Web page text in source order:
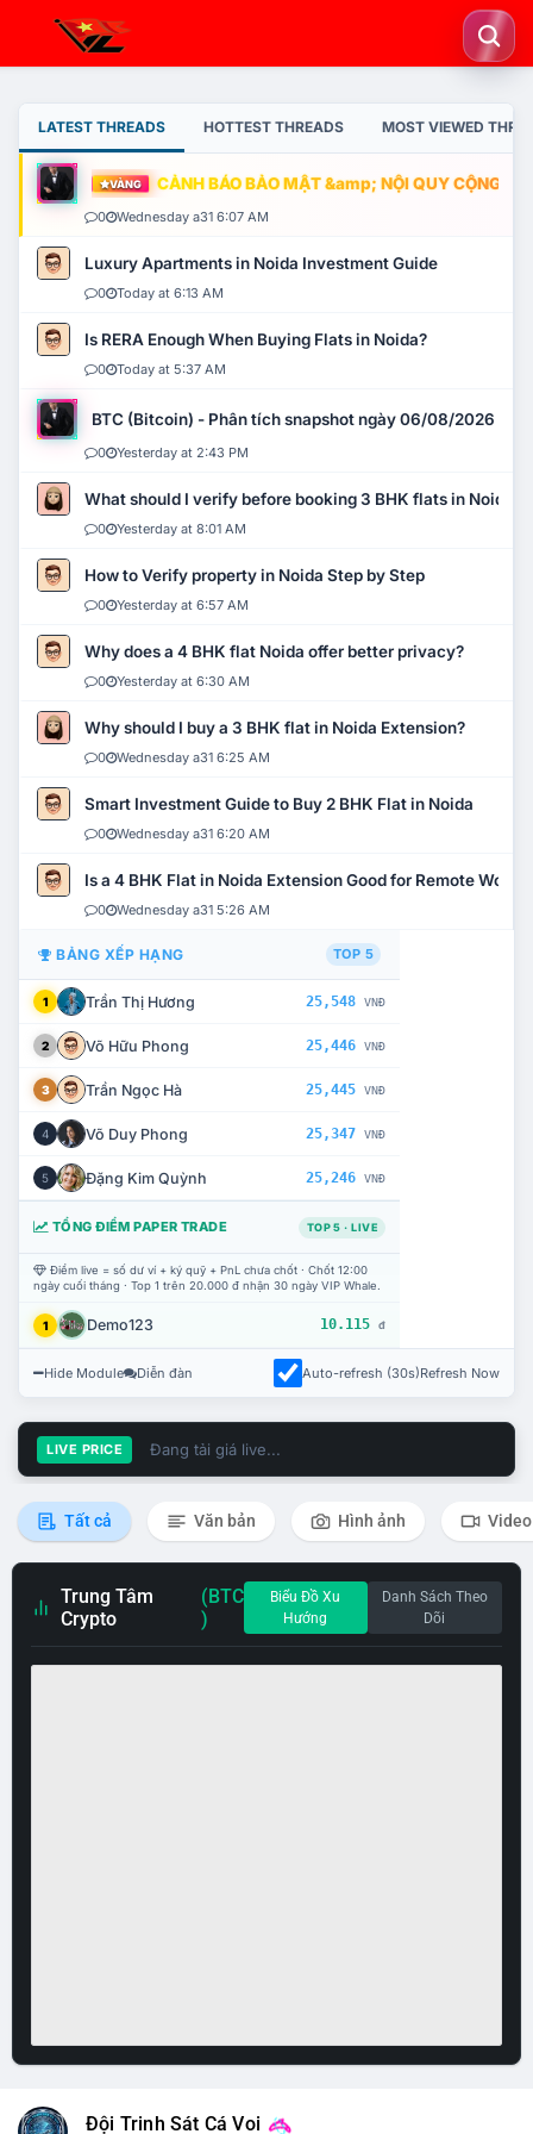
LATEST THREADS HOTTEST THREADS MOST VIEWED
VÀNG CẢNH BÁO BẢO MẬT &amp; NỘI QUY CỘNG
0 Wednesday a31 6:07 AM
Luxury Apartments in Noida Investment Guide
0 Today at 6:13 AM
Is RERA Enough When Buying Flats in Noida?
0 Today at 5:37 AM
BTC (Bitcoin) - Phân tích snapshot ngày 06/08/2026
0 Yesterday at 2:43 PM
What should I verify before booking 3 BHK flats in Noida?
0 Yesterday at 8:01 AM
How to Verify property in Noida Step by Step
0 Yesterday at 6:57 AM
Why does a 4 BHK flat Noida offer better privacy?
0 Yesterday at 6:30 AM
Why should I buy a 3 BHK flat in Noida Extension?
0 Wednesday a31 6:25 AM
Smart Investment Guide to Buy 2 BHK Flat in Noida
0 Wednesday a31 6:20 AM
Is a 4 BHK Flat in Noida Extension Good for Remote Work?
0 Wednesday a31 5:26 AM
BẢNG XẾP HẠNG TOP 5
1 Trần Thị Hương 25,548 VNĐ
2 Võ Hữu Phong 25,446 VNĐ
3 Trần Ngọc Hà 25,445 VNĐ
4 Võ Duy Phong 25,347 VNĐ
5 Đặng Kim Quỳnh 25,246 VNĐ
TỔNG ĐIỂM PAPER TRADE TOP 5 · LIVE
Điểm live = số dư ví + ký quỹ + PnL chưa chốt · Chốt 12:00
ngày cuối tháng · Top 1 trên 20.000 đ nhận 30 ngày VIP Whale.
1 Demo123 10.115 đ
Hide Module Diễn đàn Auto-refresh (30s)Refresh Now
LIVE PRICE Đang tải giá live...
Tất cả Văn bản Hình ảnh Video
Trung Tâm
Crypto
(BTC
)
Biểu Đồ Xu
Hướng
Danh Sách Theo
Dõi
Đội Trinh Sát Cá Voi